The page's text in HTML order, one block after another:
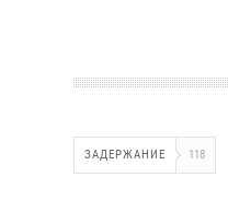
ЗАДЕРЖАНИЕ 118